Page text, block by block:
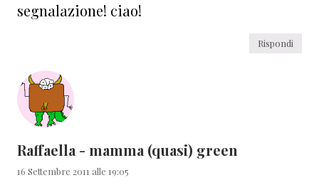
segnalazione! ciao!
Rispondi
Raffaella - mamma (quasi) green
16 Settembre 2011 alle 19:05